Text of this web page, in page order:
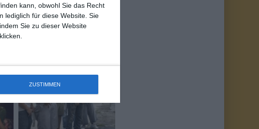
kann, obwohl Sie das Recht
lediglich für diese Website. Sie
Sie zu dieser Website
ZUSTIMMEN
der finalen Besetzung